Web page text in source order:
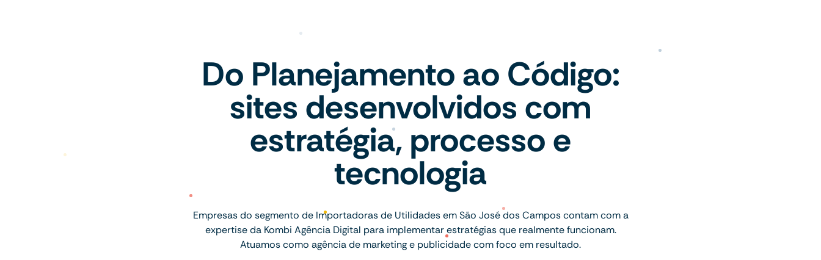
Do Planejamento ao Código:
sites desenvolvidos com
estratégia, processo e
tecnologia
Empresas do segmento de Importadoras de Utilidades em São José dos Campos contam com a
expertise da Kombi Agência Digital para implementar estratégias que realmente funcionam.
Atuamos como agência de marketing e publicidade com foco em resultado.